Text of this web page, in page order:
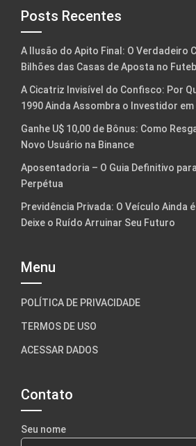
Posts Recentes
A Ilusão do Apito Final: O Verdadeiro
Bilhões das Casas de Aposta no
A Cicatriz Invisível do Confisco: Por
1990 Ainda Assombra o Investidor em
Ganhe U$ 10,00 de Bônus: Como
Novo Usuário na Binance
Aposentadoria – O Guia Definitivo
Perpétua
Previdência Privada: O Veículo Ainda
Deixe o Ruído Arruinar Seu Futuro
Menu
POLÍTICA DE PRIVACIDADE
TERMOS DE USO
ACESSAR DADOS
Contato
Seu nome